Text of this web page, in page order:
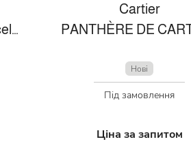
Vintage Alhambra bracelet, 5 motifs
Cartier
Нові
Під замовлення
Ціна за запитом